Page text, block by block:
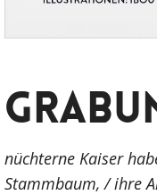
nüchterne Kaiser
Stammbaum, / ihre